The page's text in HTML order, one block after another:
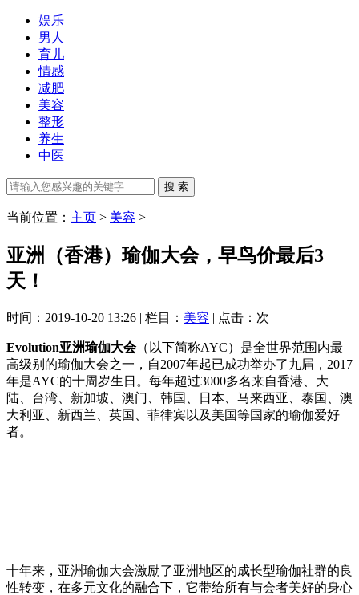
娱乐
男人
育儿
情感
减肥
美容
整形
养生
中医
当前位置： 主页 > 美容 >
亚洲（香港）瑜伽大会，早鸟价最后3
天！
时间：2019-10-20 13:26 | 栏目： 美容 | 点击： 次
Evolution亚洲瑜伽大会（以下简称AYC）是全世界范围内最
高级别的瑜伽大会之一，自2007年起已成功举办了九届，2017
年是AYC的十周岁生日。 每年超过3000多名来自香港、大
陆、台湾、新加坡、澳门、韩国、日本、马来西亚、泰国、澳
大利亚、新西兰、英国、菲律宾以及美国等国家的瑜伽爱好
者。
十年来，亚洲瑜伽大会激励了亚洲地区的成长型瑜伽社群的良
性转变，在多元文化的融合下，它带给所有与会者美好的身心